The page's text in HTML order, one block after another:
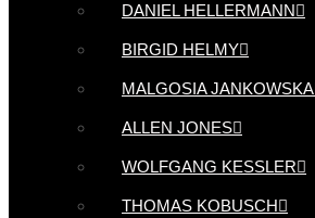
DANIEL HELLERMANN
BIRGID HELMY
MALGOSIA JANKOWSKA
ALLEN JONES
WOLFGANG KESSLER
THOMAS KOBUSCH